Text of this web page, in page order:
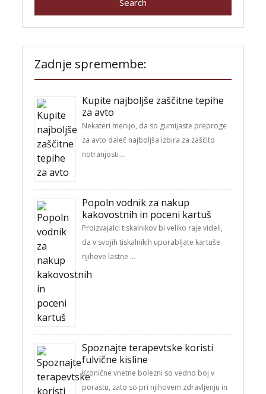
Zadnje spremembe:
Kupite najboljše zaščitne tepihe
za avto
Nekateri menijo, da so gumijaste preproge
za avto daleč najboljša izbira za zaščito
notranjosti …
Popoln vodnik za nakup
kakovostnih in poceni kartuš
Proizvajalci tiskalnikov bi veliko raje videli,
da v svojih tiskalnikih uporabljate kartuše
njihove lastne …
Spoznajte terapevtske koristi
fulvične kisline
Kronične vnetne bolezni so vedno boj v
porastu, zato so pri njihovem zdravljenju in